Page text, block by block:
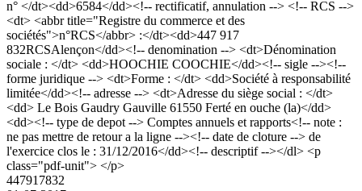
n° </dt><dd>6584</dd><!-- rectificatif, annulation --> <!-- RCS -->
<dt> <abbr title="Registre du commerce et des
sociétés">n°RCS</abbr> :</dt><dd>447 917
832RCSAlençon</dd><!-- denomination --> <dt>Dénomination
sociale : </dt> <dd>HOOCHIE COOCHIE</dd><!-- sigle --><!--
forme juridique --> <dt>Forme : </dt> <dd>Société à responsabilité
limitée</dd><!-- adresse --> <dt>Adresse du siège social : </dt>
<dd> Le Bois Gaudry Gauville 61550 Ferté en ouche (la)</dd>
<dd><!-- type de depot --> Comptes annuels et rapports<!-- note :
ne pas mettre de retour a la ligne --><!-- date de cloture --> de
l'exercice clos le : 31/12/2016</dd><!-- descriptif --></dl> <p
class="pdf-unit"> </p>
447917832